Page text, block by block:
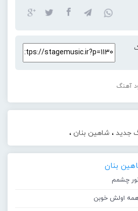
آهنگ
جدید ، شاهین بنان ،
بنان
چشمم
اولش خوبن